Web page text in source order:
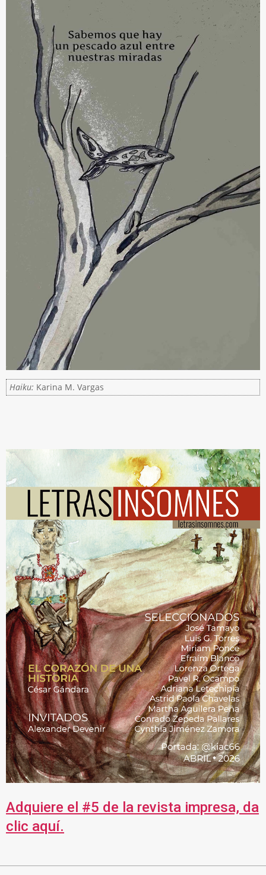
Haiku: Karina M. Vargas
Adquiere el #5 de la revista impresa, da
clic aquí.